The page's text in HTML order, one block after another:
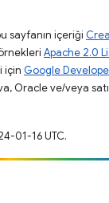
sayfanın içeriği
Apache 2.0
için Google
Oracle ve/veya
01-16 UTC.